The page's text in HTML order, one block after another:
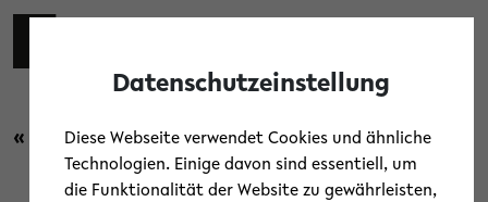
Skip to main content
« Zurück zur Übersicht
Datenschutzeinstellung
Diese Webseite verwendet Cookies und ähnliche
Technologien. Einige davon sind essentiell, um
die Funktionalität der Website zu gewährleisten,